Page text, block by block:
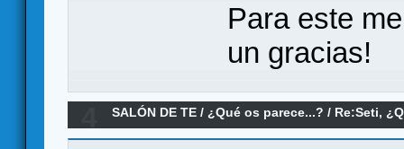
Para este
un gracias!
SALÓN DE TE / ¿Qué os parece...? / Re:Seti,